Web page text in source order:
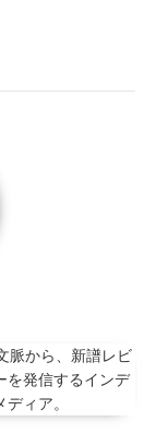
脈から、新譜レビ
を発信するインデ
ィア。